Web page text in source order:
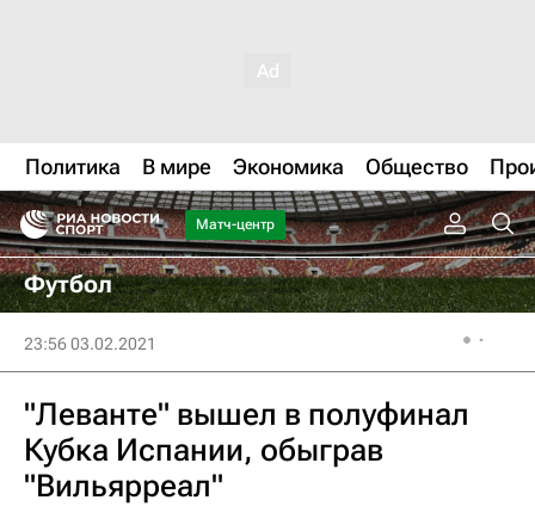
Политика В мире Экономика Общество
Матч-центр
Футбол
23:56 03.02.2021
"Леванте" вышел в полуфинал
Кубка Испании, обыграв
"Вильярреал"